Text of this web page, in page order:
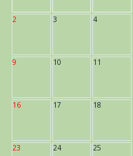
2 3 4
9 10 11
16 17 18
23 24 25